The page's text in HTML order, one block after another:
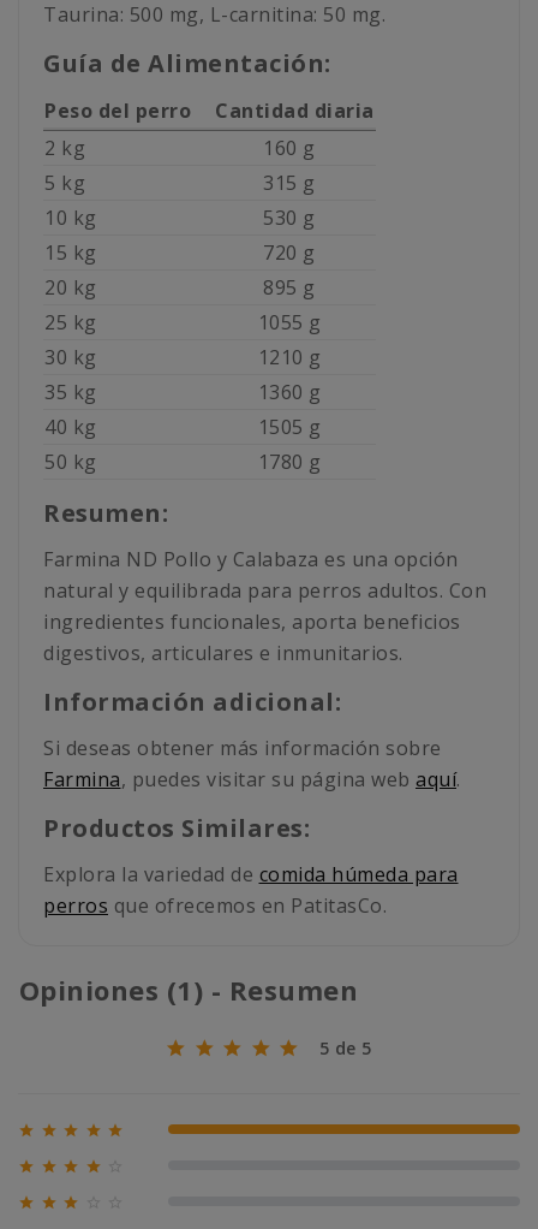
Taurina: 500 mg, L-carnitina: 50 mg.
Guía de Alimentación:
Peso del perro
Cantidad diaria
2 kg
160 g
5 kg
315 g
10 kg
530 g
15 kg
720 g
20 kg
895 g
25 kg
1055 g
30 kg
1210 g
35 kg
1360 g
40 kg
1505 g
50 kg
1780 g
Resumen:
Farmina ND Pollo y Calabaza es una opción
natural y equilibrada para perros adultos. Con
ingredientes funcionales, aporta beneficios
digestivos, articulares e inmunitarios.
Información adicional:
Si deseas obtener más información sobre
Farmina, puedes visitar su página web aquí.
Productos Similares:
Explora la variedad de comida húmeda para
perros que ofrecemos en PatitasCo.
Opiniones (1) - Resumen
5 de 5
     100% (1)
   
  